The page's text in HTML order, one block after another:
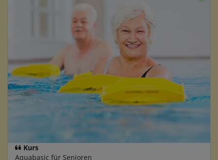
Kurs
Aquabasic für Senioren